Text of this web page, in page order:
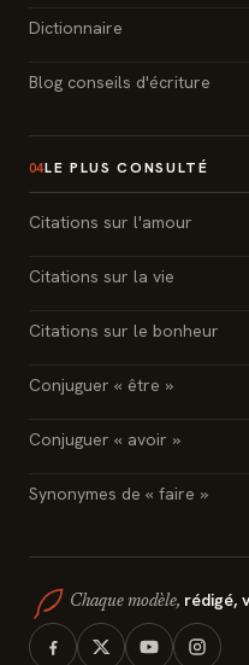
Dictionnaire
Blog conseils d'écriture
04LE PLUS CONSULTÉ
Citations sur l'amour
Citations sur la vie
Citations sur le bonheur
Conjuguer « être »
Conjuguer « avoir »
Synonymes de « faire »
Chaque modèle, rédigé,